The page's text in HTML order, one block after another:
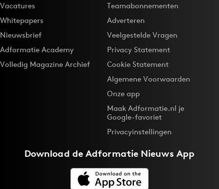
Vacatures
Whitepapers
Nieuwsbrief
Adformatie Academy
Volledig Magazine Archief
Teamabonnementen
Adverteren
Veelgestelde Vragen
Privacy Statement
Cookie Statement
Algemene Voorwaarden
Onze app
Maak Adformatie.nl je
Google-favoriet
Privacyinstellingen
Download deAdformatie Nieuws App